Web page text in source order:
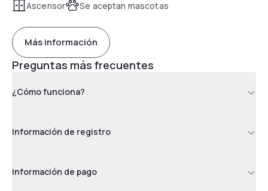
Ascensor Se aceptan mascotas
Más información
Preguntas más frecuentes
¿Cómo funciona?
Información de registro
Información de pago